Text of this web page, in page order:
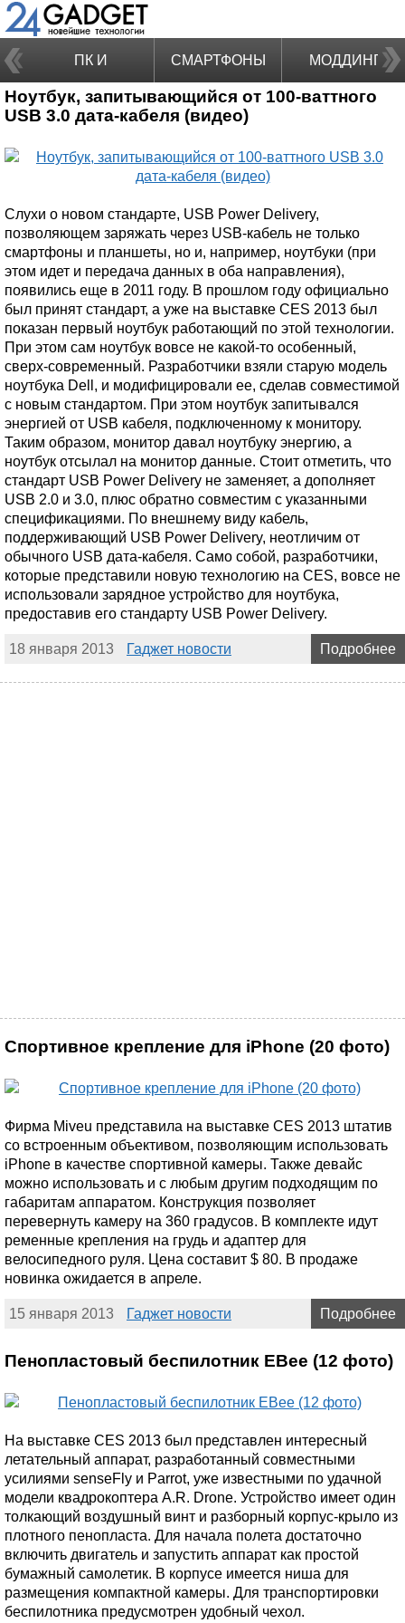
ПК И
НОУТБУКИ
СМАРТФОНЫ МОДДИНГ
Ноутбук, запитывающийся от 100-ваттного
USB 3.0 дата-кабеля (видео)
Слухи о новом стандарте, USB Power Delivery,
позволяющем заряжать через USB-кабель не только
смартфоны и планшеты, но и, например, ноутбуки (при
этом идет и передача данных в оба направления),
появились еще в 2011 году. В прошлом году официально
был принят стандарт, а уже на выставке CES 2013 был
показан первый ноутбук работающий по этой технологии.
При этом сам ноутбук вовсе не какой-то особенный,
сверх-современный. Разработчики взяли старую модель
ноутбука Dell, и модифицировали ее, сделав совместимой
с новым стандартом. При этом ноутбук запитывался
энергией от USB кабеля, подключенному к монитору.
Таким образом, монитор давал ноутбуку энергию, а
ноутбук отсылал на монитор данные. Стоит отметить, что
стандарт USB Power Delivery не заменяет, а дополняет
USB 2.0 и 3.0, плюс обратно совместим с указанными
спецификациями. По внешнему виду кабель,
поддерживающий USB Power Delivery, неотличим от
обычного USB дата-кабеля. Само собой, разработчики,
которые представили новую технологию на CES, вовсе не
использовали зарядное устройство для ноутбука,
предоставив его стандарту USB Power Delivery.
18 января 2013 Гаджет новости Подробнее
Спортивное крепление для iPhone (20 фото)
Фирма Miveu представила на выставке CES 2013 штатив
со встроенным объективом, позволяющим использовать
iPhone в качестве спортивной камеры. Также девайс
можно использовать и с любым другим подходящим по
габаритам аппаратом. Конструкция позволяет
перевернуть камеру на 360 градусов. В комплекте идут
ременные крепления на грудь и адаптер для
велосипедного руля. Цена составит $ 80. В продаже
новинка ожидается в апреле.
15 января 2013 Гаджет новости Подробнее
Пенопластовый беспилотник EBee (12 фото)
На выставке CES 2013 был представлен интересный
летательный аппарат, разработанный совместными
усилиями senseFly и Parrot, уже известными по удачной
модели квадрокоптера A.R. Drone. Устройство имеет один
толкающий воздушный винт и разборный корпус-крыло из
плотного пенопласта. Для начала полета достаточно
включить двигатель и запустить аппарат как простой
бумажный самолетик. В корпусе имеется ниша для
размещения компактной камеры. Для транспортировки
беспилотника предусмотрен удобный чехол.